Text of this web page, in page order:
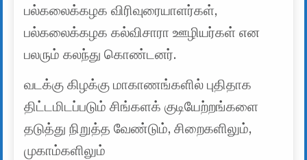
பல்கலைக்கழக விரிவுரையாளர்கள்,
பல்கலைக்கழக கல்விசாரா ஊழியர்கள் என
பலரும் கலந்து கொண்டனர்.
வடக்கு கிழக்கு மாகாணங்களில் புதிதாக
திட்டமிடப்படும் சிங்களக் குடியேற்றங்களை
தடுத்து நிறுத்த வேண்டும், சிறைகளிலும்,
முகாம்களிலும்